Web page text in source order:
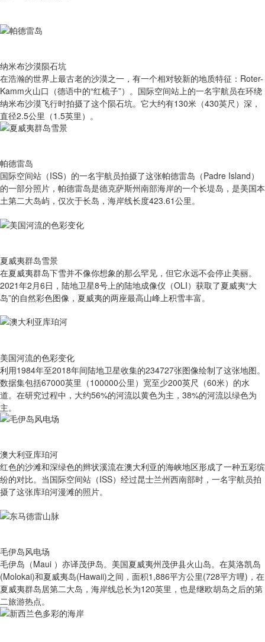
纳米布沙漠陨石坑
在浩瀚的世界上最古老的沙漠之一，有一个相对较新的地质特征：Roter-
Kamm火山口（德语中的“红梳子”）。国际空间站上的一名宇航员在环绕
纳米布沙漠飞行时拍摄了这个陨石坑。它大约有130米（430英尺）深，
直径2.5公里（1.5英里）。
帕德雷岛
国际空间站（ISS）的一名宇航员拍摄了这张帕德雷岛（Padre Island）
的一部分照片，帕德雷岛是德克萨斯州南部海岸的一个长堤岛，是美国本
土第二大岛屿，仅次于长岛，海岸线长度423.61公里。
夏威夷群岛雪景
在夏威夷群岛下雪并不像你想象的那么罕见，但它永远不会停止美丽。
2021年2月6日，陆地卫星8号上的陆地成像仪（OLI）获取了夏威夷“大
岛”的自然彩色图像，夏威夷的两座最高山峰上积雪丰富。
美国河流的色彩变化
​利用1984年至2018年间陆地卫星收集的234727张图像绘制了这张地图。
数据集包括67000英里（100000公里）宽至少200英尺（60米）的水
道。在研究过程中，大约56%的河流以黄色为主，38%的河流以绿色为
主。
澳大利亚库珀河
红色的沙滩和深绿色的辫状溪流在澳大利亚的海峡地区形成了一种五彩缤
纷的对比。当国际空间站（ISS）经过昆士兰州西南部时，一名宇航员拍
摄了这张库珀河漫滩的照片。
毛伊岛风电场
毛伊岛（Maui ）亦译茂伊岛。美国夏威夷州茂伊县火山岛。在莫洛凯岛
(Molokai)和夏威夷岛(Hawaii)之间，面积1,886平方公里(728平方哩)，在
夏威夷群岛居第二大岛，海岸线总长为120英里，也是继欧胡岛之后的第
二旅游热点。